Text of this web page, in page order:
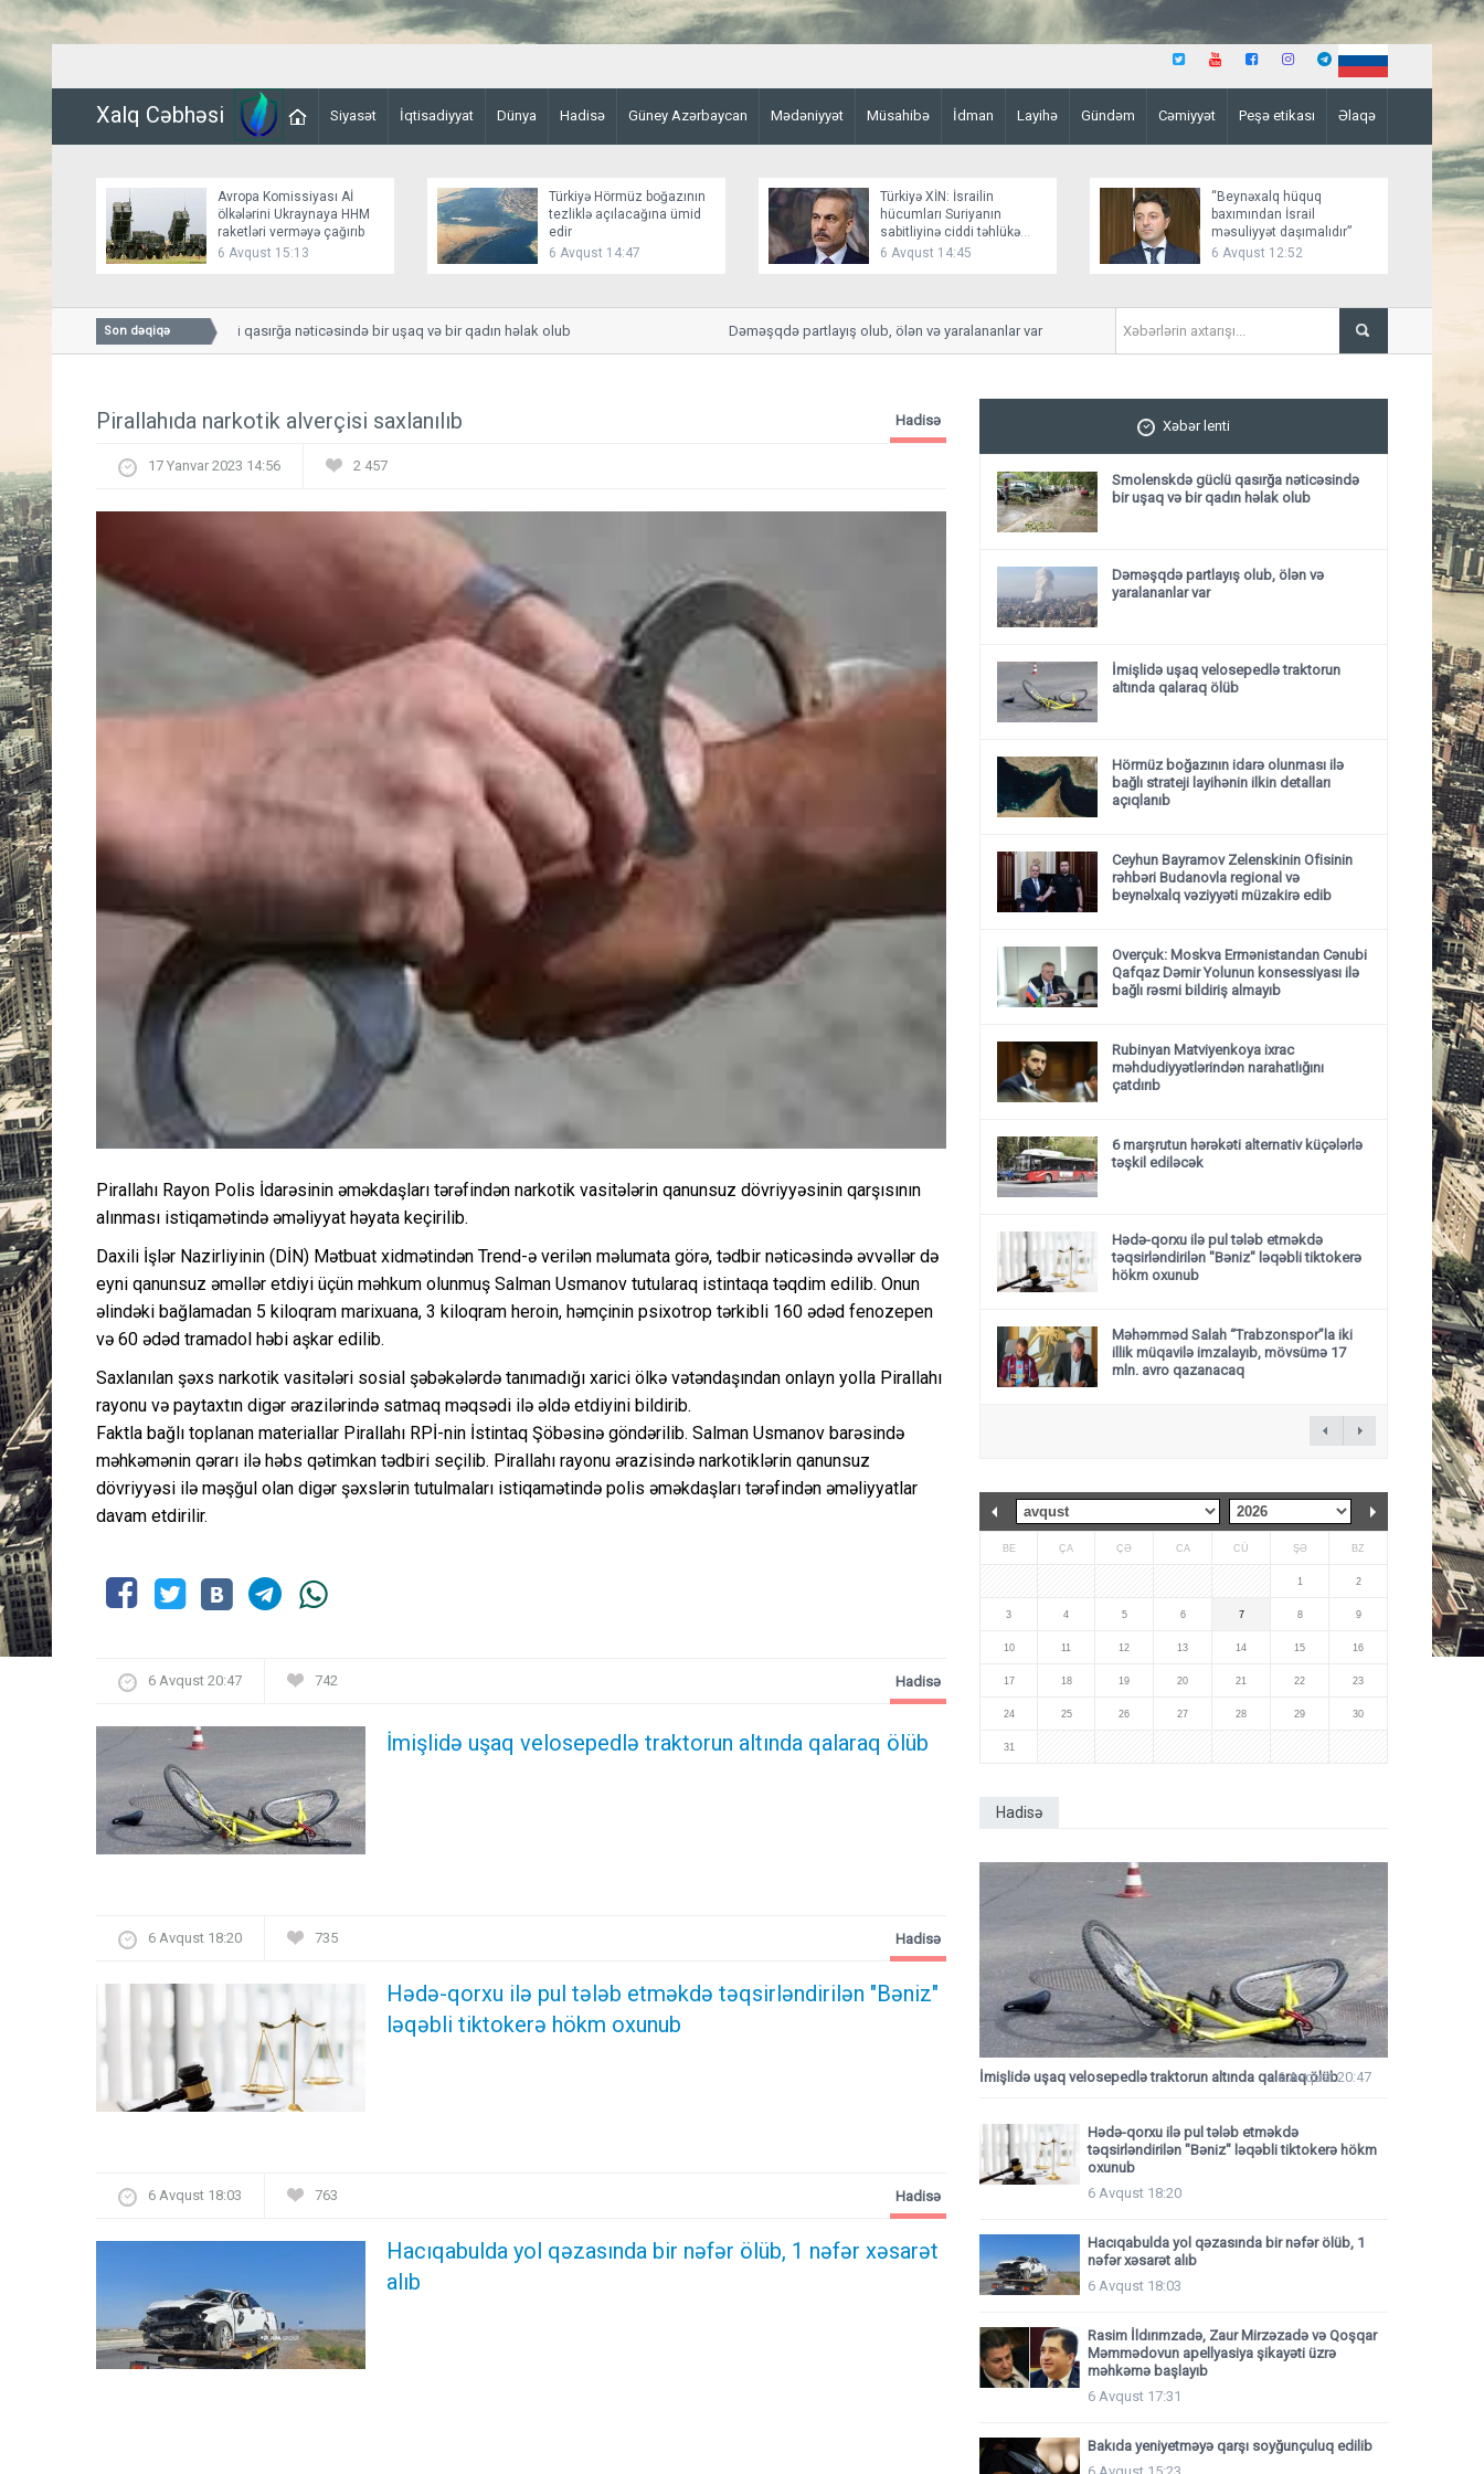
Xalq Cəbhəsi Siyasət İqtisadiyyat Dünya Hadisə Güney Azərbaycan Mədəniyyət Müsahibə İdman Layihə Gündəm Cəmiyyət Peşə etikası Əlaqə
Avropa Komissiyası Aİ
ölkələrini Ukraynaya HHM
raketləri verməyə çağırıb
6 Avqust 15:13
Türkiyə Hörmüz boğazının
tezliklə açılacağına ümid
edir
6 Avqust 14:47
Türkiyə XİN: İsrailin
hücumları Suriyanın
sabitliyinə ciddi təhlükə
yaradır
6 Avqust 14:45
“Beynəxalq hüquq
baxımından İsrail
məsuliyyət daşımalıdır”
6 Avqust 12:52
Son dəqiqə
Smolenskdə güclü qasırğa nəticəsində bir uşaq və bir qadın həlak olub Dəməşqdə partlayış olub, ölən və yaralananlar var İmişlidə uşaq
Pirallahıda narkotik alverçisi saxlanılıb Hadisə
17 Yanvar 2023 14:56 2 457
Pirallahı Rayon Polis İdarəsinin əməkdaşları tərəfindən narkotik vasitələrin qanunsuz dövriyyəsinin qarşısının
alınması istiqamətində əməliyyat həyata keçirilib.
Daxili İşlər Nazirliyinin (DİN) Mətbuat xidmətindən Trend-ə verilən məlumata görə, tədbir nəticəsində əvvəllər də
eyni qanunsuz əməllər etdiyi üçün məhkum olunmuş Salman Usmanov tutularaq istintaqa təqdim edilib. Onun
əlindəki bağlamadan 5 kiloqram marixuana, 3 kiloqram heroin, həmçinin psixotrop tərkibli 160 ədəd fenozepen
və 60 ədəd tramadol həbi aşkar edilib.
Saxlanılan şəxs narkotik vasitələri sosial şəbəkələrdə tanımadığı xarici ölkə vətəndaşından onlayn yolla Pirallahı
rayonu və paytaxtın digər ərazilərində satmaq məqsədi ilə əldə etdiyini bildirib.
Faktla bağlı toplanan materiallar Pirallahı RPİ-nin İstintaq Şöbəsinə göndərilib. Salman Usmanov barəsində
məhkəmənin qərarı ilə həbs qətimkan tədbiri seçilib. Pirallahı rayonu ərazisində narkotiklərin qanunsuz
dövriyyəsi ilə məşğul olan digər şəxslərin tutulmaları istiqamətində polis əməkdaşları tərəfindən əməliyyatlar
davam etdirilir.
6 Avqust 20:47 742
İmişlidə uşaq velosepedlə traktorun altında qalaraq ölüb
Hadisə
6 Avqust 18:20 735
Hədə-qorxu ilə pul tələb etməkdə təqsirləndirilən "Bəniz"
ləqəbli tiktokerə hökm oxunub
Hadisə
6 Avqust 18:03 763
Hacıqabulda yol qəzasında bir nəfər ölüb, 1 nəfər xəsarət
alıb
Hadisə
Xəbər lenti
Smolenskdə güclü qasırğa nəticəsində
bir uşaq və bir qadın həlak olub
Dəməşqdə partlayış olub, ölən və
yaralananlar var
İmişlidə uşaq velosepedlə traktorun
altında qalaraq ölüb
Hörmüz boğazının idarə olunması ilə
bağlı strateji layihənin ilkin detalları
açıqlanıb
Ceyhun Bayramov Zelenskinin Ofisinin
rəhbəri Budanovla regional və
beynəlxalq vəziyyəti müzakirə edib
Overçuk: Moskva Ermənistandan Cənubi
Qafqaz Dəmir Yolunun konsessiyası ilə
bağlı rəsmi bildiriş almayıb
Rubinyan Matviyenkoya ixrac
məhdudiyyətlərindən narahatlığını
çatdırıb
6 marşrutun hərəkəti alternativ küçələrlə
təşkil ediləcək
Hədə-qorxu ilə pul tələb etməkdə
təqsirləndirilən "Bəniz" ləqəbli tiktokerə
hökm oxunub
Məhəmməd Salah “Trabzonspor”la iki
illik müqavilə imzalayıb, mövsümə 17
mln. avro qazanacaq
BE ÇA ÇƏ CA CÜ ŞƏ BZ
1 2
3 4 5 6 7 8 9
10 11 12 13 14 15 16
17 18 19 20 21 22 23
24 25 26 27 28 29 30
31
Hadisə
İmişlidə uşaq velosepedlə traktorun altında qalaraq ölüb
6 Avqust 20:47
Hədə-qorxu ilə pul tələb etməkdə
təqsirləndirilən "Bəniz" ləqəbli tiktokerə hökm
oxunub
6 Avqust 18:20
Hacıqabulda yol qəzasında bir nəfər ölüb, 1
nəfər xəsarət alıb
6 Avqust 18:03
Rasim İldırımzadə, Zaur Mirzəzadə və Qoşqar
Məmmədovun apellyasiya şikayəti üzrə
məhkəmə başlayıb
6 Avqust 17:31
Bakıda yeniyetməyə qarşı soyğunçuluq edilib